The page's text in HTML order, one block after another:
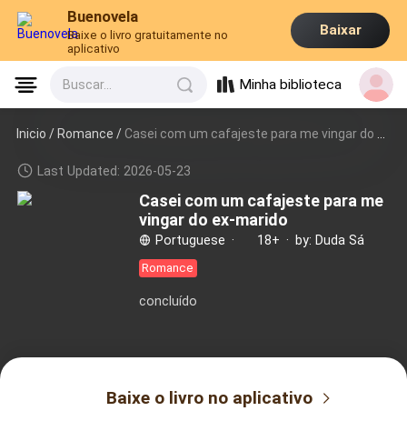
Buenovela
Baixe o livro gratuitamente no
aplicativo
Baixar
Buscar... Minha biblioteca
Inicio /Romance / Casei com um cafajeste para me vingar do ex-marido
Last Updated: 2026-05-23
Casei com um cafajeste para me
vingar do ex-marido
Portuguese · 18+ · by: Duda Sá
Romance
concluído
Baixe o livro no aplicativo